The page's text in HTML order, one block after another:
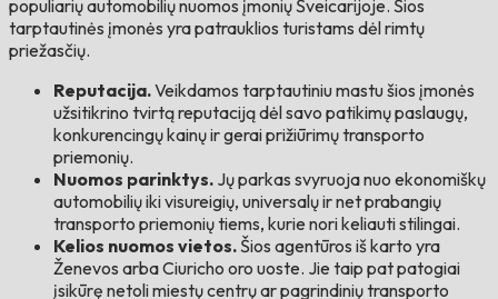
populiarių automobilių nuomos įmonių Šveicarijoje. Šios
tarptautinės įmonės yra patrauklios turistams dėl rimtų
priežasčių.
Reputacija.Veikdamos tarptautiniu mastu šios įmonės
užsitikrino tvirtą reputaciją dėl savo patikimų paslaugų,
konkurencingų kainų ir gerai prižiūrimų transporto
priemonių.
Nuomos parinktys. Jų parkas svyruoja nuo ekonomiškų
automobilių iki visureigių, universalų ir net prabangių
transporto priemonių tiems, kurie nori keliauti stilingai.
Kelios nuomos vietos.Šios agentūros iš karto yra
Ženevos arba Ciuricho oro uoste. Jie taip pat patogiai
įsikūrę netoli miestų centrų ar pagrindinių transporto